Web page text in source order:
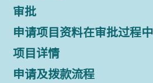
审批
申请项目资料在审批过程
项目详情
申请及拨款流程